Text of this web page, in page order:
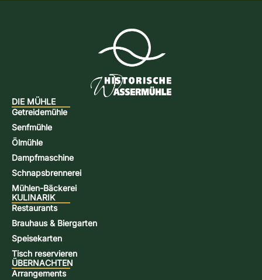
DIE MÜHLE
Getreidemühle
Senfmühle
Ölmühle
Dampfmaschine
Schnapsbrennerei
Mühlen-Bäckerei
KULINARIK
Restaurants
Brauhaus & Biergarten
Speisekarten
Tisch reservieren
ÜBERNACHTEN
Arrangements